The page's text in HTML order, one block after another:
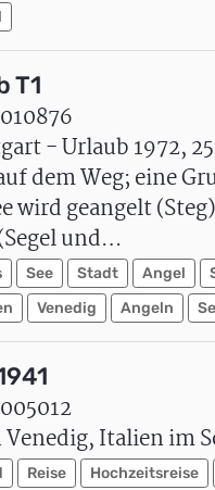
T1
- Urlaub 1972,
dem Weg; eine
wird geangelt
und…
See Stadt Angel
Venedig Angeln
Italien im
Reise Hochzeitsreise